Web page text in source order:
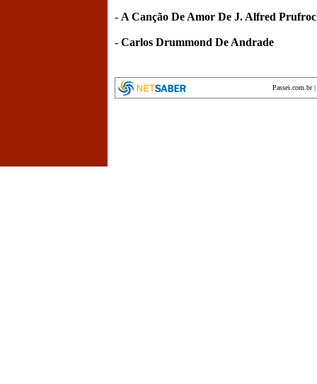
- A Canção De Amor De J. Alfred
- Carlos Drummond De Andrade
Passei.com.br|